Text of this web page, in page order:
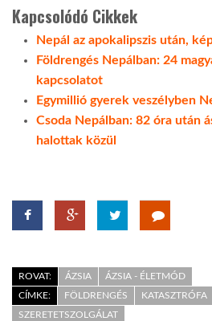
Kapcsolódó Cikkek
Nepál az apokalipszis után,
Földrengés Nepálban: 24
kapcsolatot
Egymillió gyerek veszélyben
Csoda Nepálban: 82 óra után
halottak közül
ROVAT: ÁZSIA
ÁZSIA - ÉLETMÓD
CÍMKE:
FÖLDRENGÉS KATASZTRÓFA
SZERETETSZOLGÁLAT